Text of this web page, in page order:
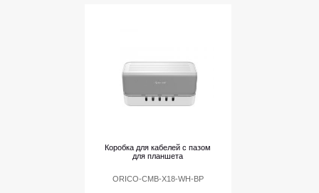
Коробка для кабелей с пазом
для планшета
ORICO-CMB-X18-WH-BP